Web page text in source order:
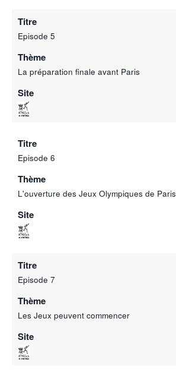
Titre
Episode 5
Thème
La préparation finale avant Paris
Site
Titre
Episode 6
Thème
L'ouverture des Jeux Olympiques de Paris
Site
Titre
Episode 7
Thème
Les Jeux peuvent commencer
Site